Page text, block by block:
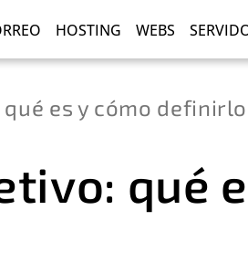
HOSTING WEBS
es y cómo definirlo
qué